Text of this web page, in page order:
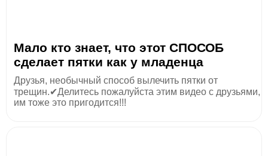
Мало кто знает, что этот СПОСОБ
сделает пятки как у младенца
Друзья, необычный способ вылечить пятки от
трещин.✔Делитесь пожалуйста этим видео с друзьями,
им тоже это пригодится!!!